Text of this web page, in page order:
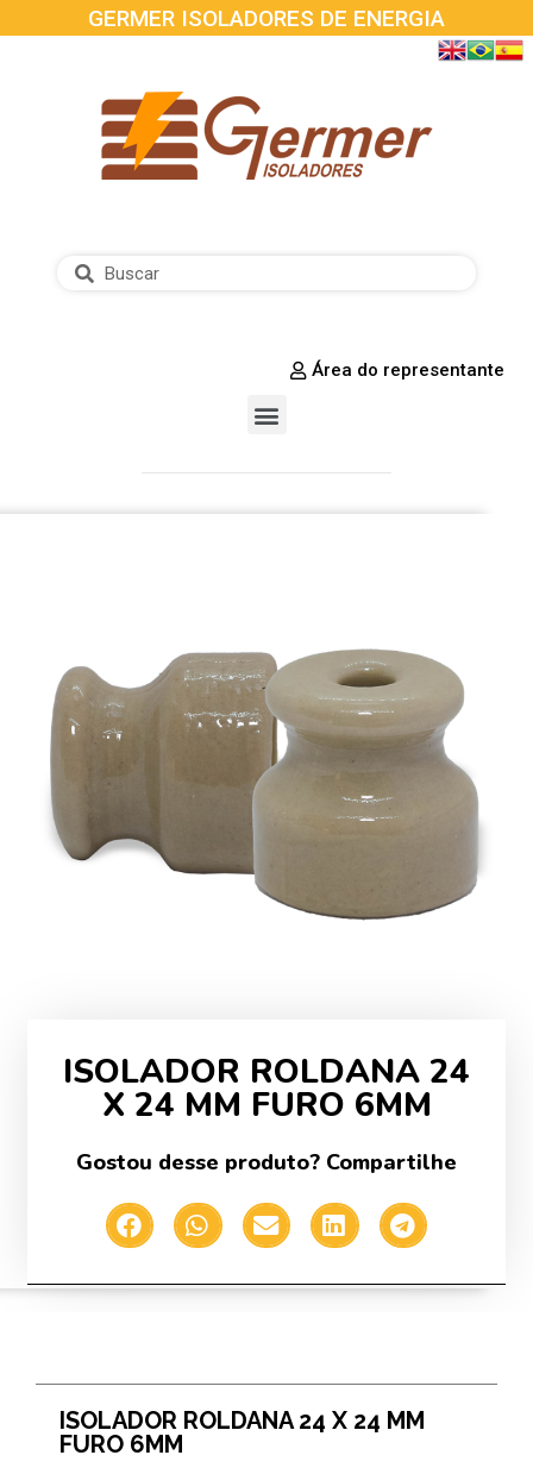
GERMER ISOLADORES DE ENERGIA
Área do representante
ISOLADOR ROLDANA 24
X 24 MM FURO 6MM
Gostou desse produto? Compartilhe
ISOLADOR ROLDANA 24 X 24 MM
FURO 6MM